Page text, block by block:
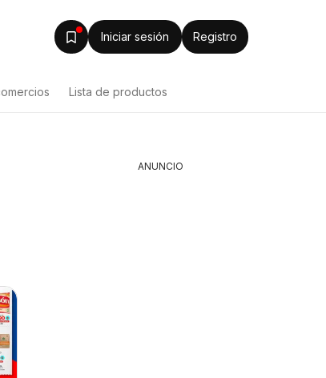
Iniciar sesión Registro
Lista de productos
ANUNCIO